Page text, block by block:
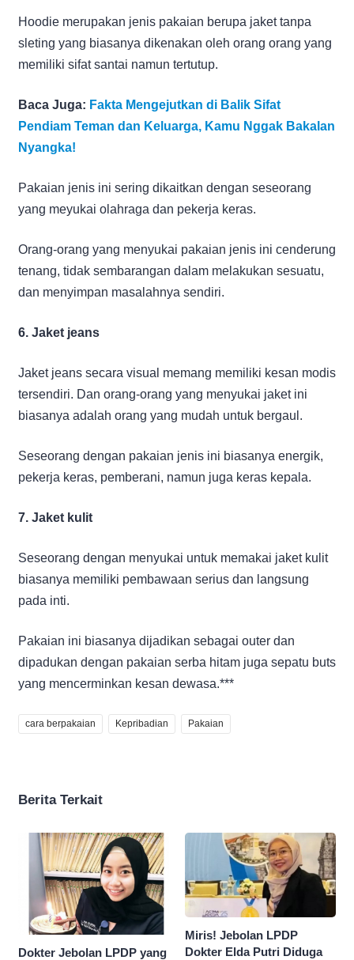
Hoodie merupakan jenis pakaian berupa jaket tanpa
sleting yang biasanya dikenakan oleh orang orang yang
memiliki sifat santai namun tertutup.
Baca Juga: Fakta Mengejutkan di Balik Sifat
Pendiam Teman dan Keluarga, Kamu Nggak Bakalan
Nyangka!
Pakaian jenis ini sering dikaitkan dengan seseorang
yang meyukai olahraga dan pekerja keras.
Orang-orang yang menyukai pakaian jenis ini cenderung
tenang, tidak sembarangan dalam melakukan sesuatu,
dan menyimpan masalahnya sendiri.
6. Jaket jeans
Jaket jeans secara visual memang memiliki kesan modis
tersendiri. Dan orang-orang yang menyukai jaket ini
biasanya adalah orang yang mudah untuk bergaul.
Seseorang dengan pakaian jenis ini biasanya energik,
pekerja keras, pemberani, namun juga keras kepala.
7. Jaket kulit
Seseorang dengan menyukai untuk memakai jaket kulit
biasanya memiliki pembawaan serius dan langsung
pada inti.
Pakaian ini biasanya dijadikan sebagai outer dan
dipadukan dengan pakaian serba hitam juga sepatu buts
yang mencerminkan kesan dewasa.***
cara berpakaian Kepribadian Pakaian
Berita Terkait
Dokter Jebolan LPDP yang
Miris! Jebolan LPDP
Dokter Elda Putri Diduga